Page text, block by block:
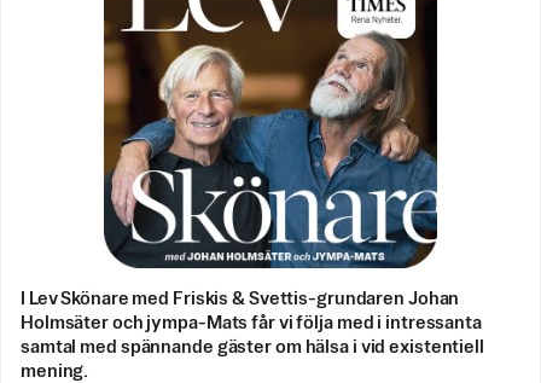
I Lev Skönare med Friskis & Svettis-grundaren Johan
Holmsäter och jympa-Mats får vi följa med i intressanta
samtal med spännande gäster om hälsa i vid existentiell
mening.